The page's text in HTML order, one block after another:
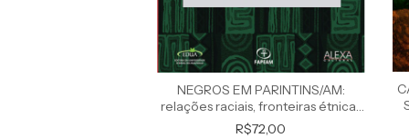
NEGROS EM PARINTINS/AM:
relações raciais, fronteiras étnicas
e reconhecimento identitário
R$72,00